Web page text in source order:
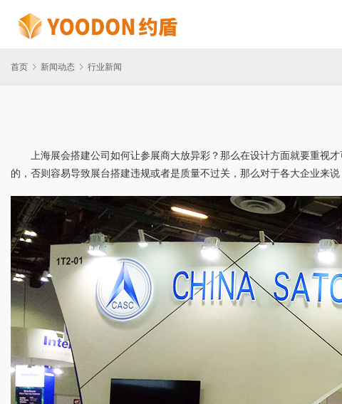
首页 新闻动态 行业新闻
上海展会搭建公司如何让参展商大放异彩？那么在设计方面就要重视
的，否则容易导致展台搭建违规或者是质量不过关，那么对于各大企业来